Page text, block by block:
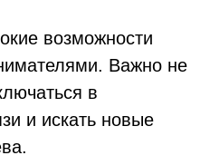
возможности
Важно не
в
и искать новые